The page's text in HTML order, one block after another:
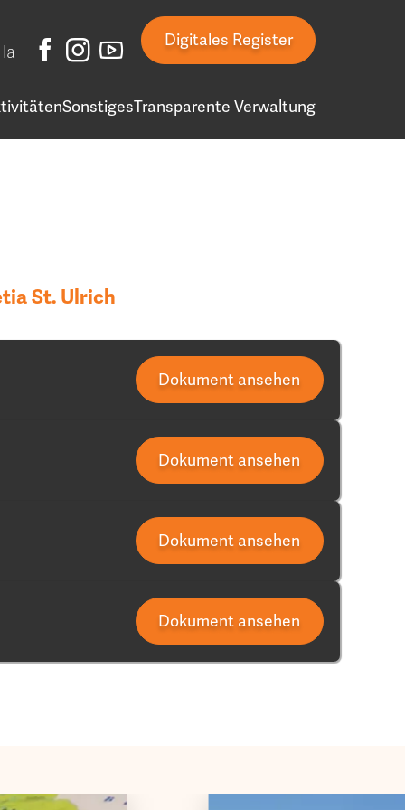
la
Digitales Register
SonstigesTransparente Verwaltung
St. Ulrich
Dokument ansehen
Dokument ansehen
Dokument ansehen
Dokument ansehen